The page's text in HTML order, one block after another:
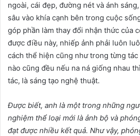
ngoài, cái đẹp, đường nét và ánh
sâu vào khía cạnh bên trong cuộc
góp phần làm thay đổi nhận thức của
được điều này, nhiếp ảnh phải luôn
cách thể hiện cũng như trong từng tác
nào cũng đều nếu na ná giống nhau
tác, là sáng tạo nghệ thuật.
Được biết, anh là một trong những
nghiệm thể loại mới là ảnh bộ và
đạtđược nhiều kết quả. Như vậy,